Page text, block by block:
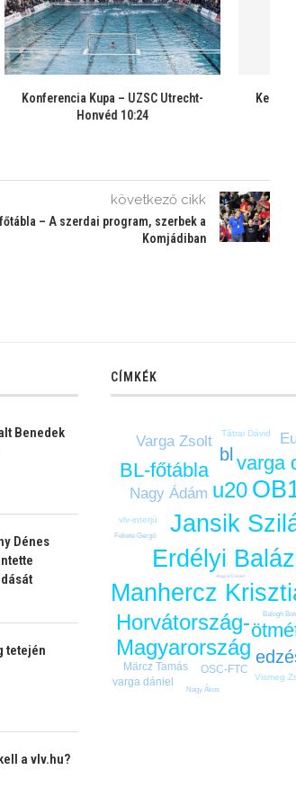
Az első Eb-ellenfeleink: Málta,
Franciaország és Montenegró
következő cikk
– A szerdai program, szerbek a
Komjádiban
Benedek
Dénes
tetején
a vlv.hu?
CÍMKÉK
Erdélyi
Jansik
Manhercz
Horvátország-
Magyarország
u20
BL-főtábla varga
bl
Nagy Ádám
Varga Zsolt
Märcz Tamás
OSC-FTC
varga dániel
Tátrai Dávid
Vismeg
vlv-interjú
Balogh
Fekete Gergő
Nagy Ákos
Angyal Dániel